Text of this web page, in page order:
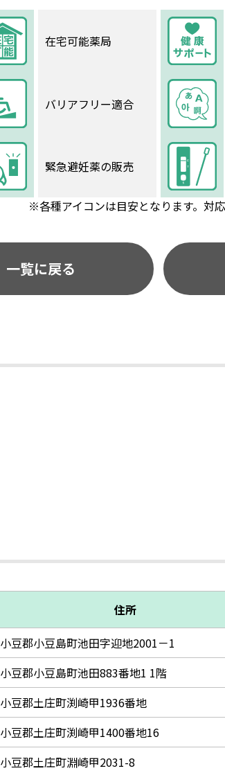
在宅可能薬局
バリアフリー適合
緊急避妊薬の販売
※各種アイコンは目安となります。対
一覧に戻る
住所
小豆郡小豆島町池田字迎地2001－1
小豆郡小豆島町池田883番地1 1階
小豆郡土庄町渕崎甲1936番地
小豆郡土庄町渕崎甲1400番地16
小豆郡土庄町淵崎甲2031-8